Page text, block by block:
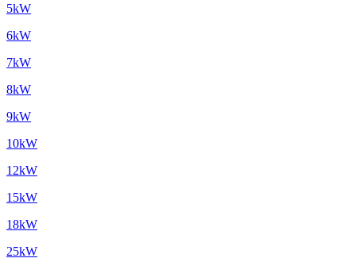
5kW
6kW
7kW
8kW
9kW
10kW
12kW
15kW
18kW
25kW